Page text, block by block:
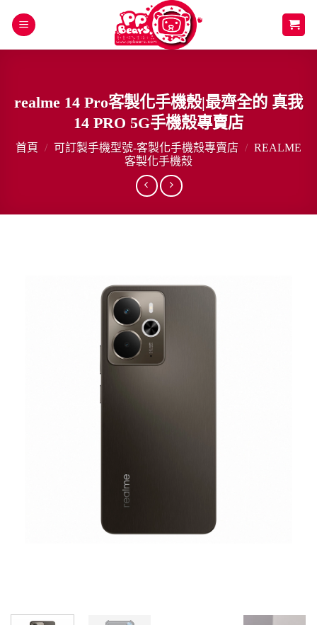
realme 14 Pro客製化手機殼|最齊全的 真我
14 PRO 5G手機殼專賣店
首頁 / 可訂製手機型號-客製化手機殼專賣店 / REALME
客製化手機殼